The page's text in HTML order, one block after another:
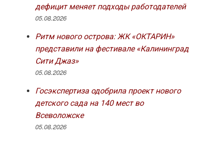
дефицит меняет подходы работодателей
05.08.2026
Ритм нового острова: ЖК «ОКТАРИН»
представили на фестивале «Калининград
Сити Джаз»
05.08.2026
Госэкспертиза одобрила проект нового
детского сада на 140 мест во
Всеволожске
05.08.2026